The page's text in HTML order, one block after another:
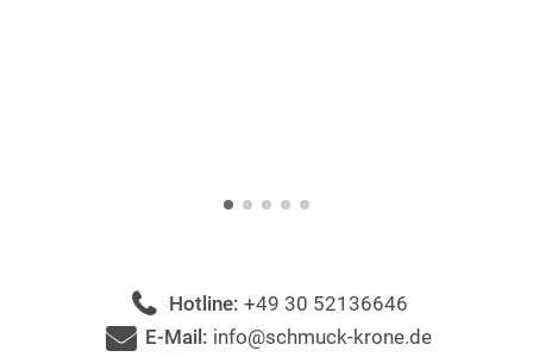
Hotline: +49 30 52136646
E-Mail: info@schmuck-krone.de